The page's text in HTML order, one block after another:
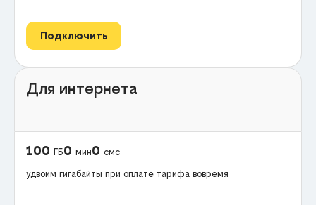
Подключить
Для интернета
100 ГБ0 мин0 смс
удвоим гигабайты при оплате тарифа вовремя